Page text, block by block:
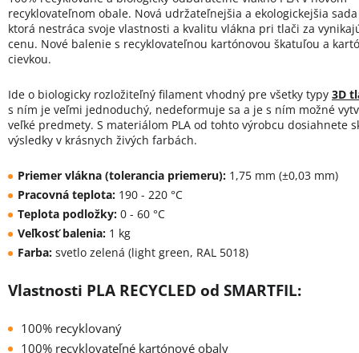
recyklovateľnom obale. Nová udržateľnejšia a ekologickejšia
ktorá nestráca svoje vlastnosti a kvalitu vlákna pri tlači za
cenu. Nové balenie s recyklovateľnou kartónovou škatuľou a
cievkou.
Ide o biologicky rozložiteľný filament vhodný pre všetky typy 3D
s ním je veľmi jednoduchý, nedeformuje sa a je s ním možné
veľké predmety. S materiálom PLA od tohto výrobcu dosiahnete
výsledky v krásnych živých farbách.
Priemer vlákna (tolerancia priemeru): 1,75 mm (±0,03 mm)
Pracovná teplota: 190 - 220 °C
Teplota podložky: 0 - 60 °C
Veľkosť balenia: 1 kg
Farba: svetlo zelená (light green, RAL 5018)
Vlastnosti PLA RECYCLED od SMARTFIL:
100% recyklovaný
100% recyklovateľné kartónové obaly